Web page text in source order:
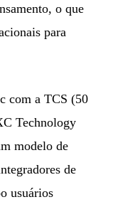
o que
para
com a TCS (50
Technology
modelo de
de
usuários